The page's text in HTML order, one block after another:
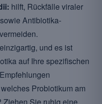
hilft, Rückfälle viraler
Antibiotika-
und es ist
auf Ihre spezifischen
Probiotikum am
Ziehen Sie ruhig eine